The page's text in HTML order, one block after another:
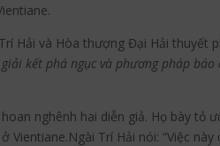
Hải và Hòa thượng Đại Hải thuyết
kết phá ngục và phương pháp
nghênh hai diễn giả. Họ bày
Vientiane.Ngài Trí Hải nói: “Việc